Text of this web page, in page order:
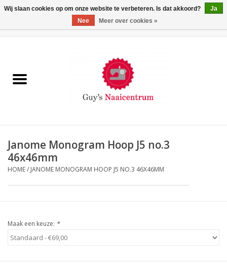
Machines
Paspoppen
Opbergsystemen
Janome Monogram Hoop J5 no.3
46x46mm
HOME/ JANOME MONOGRAM HOOP J5 NO.3 46X46MM
Maak een keuze: *
Wij slaan cookies op om onze website te verbeteren. Is dat akkoord?
Ja
Nee
Meer over cookies »